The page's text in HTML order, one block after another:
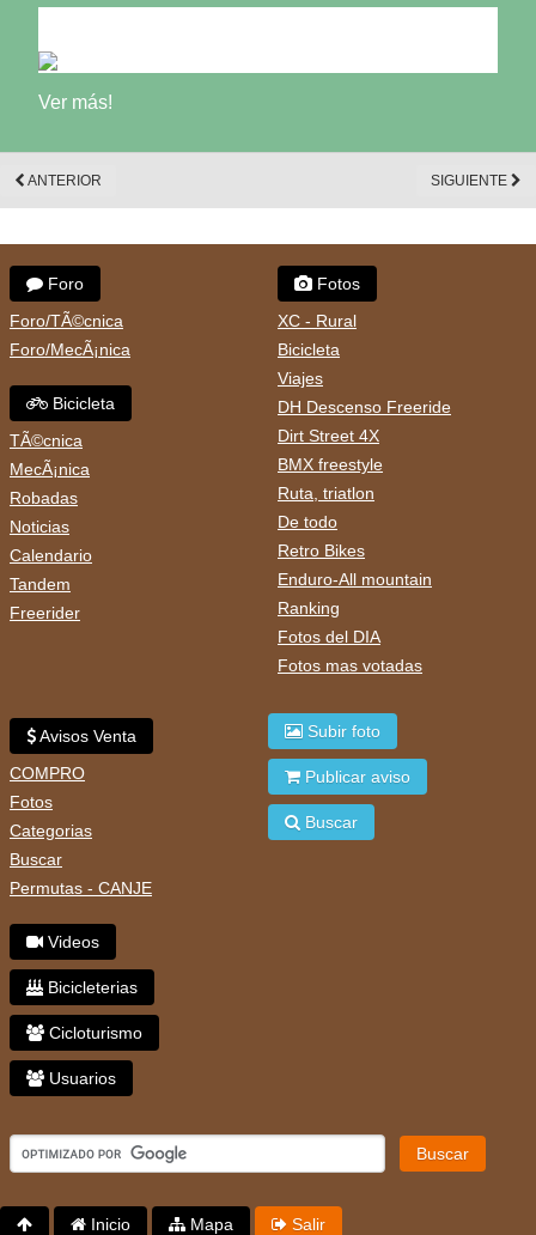
Ver más!
ANTERIOR SIGUIENTE
Foro
Foro/TÃ©cnica
Foro/MecÃ¡nica
Bicicleta
TÃ©cnica
MecÃ¡nica
Robadas
Noticias
Calendario
Tandem
Freerider
Fotos
XC - Rural
Bicicleta
Viajes
DH Descenso Freeride
Dirt Street 4X
BMX freestyle
Ruta, triatlon
De todo
Retro Bikes
Enduro-All mountain
Ranking
Fotos del DIA
Fotos mas votadas
Avisos Venta
COMPRO
Fotos
Categorias
Buscar
Permutas - CANJE
Videos
Bicicleterias
Cicloturismo
Usuarios
Subir foto
Publicar aviso
Buscar
Buscar
Inicio Mapa Salir